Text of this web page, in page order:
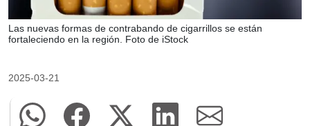
Las nuevas formas de contrabando de cigarrillos se están
fortaleciendo en la región. Foto de iStock
2025-03-21